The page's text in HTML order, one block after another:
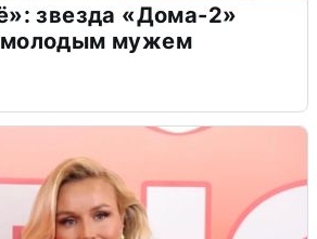
звезда «Дома-2»
молодым мужем